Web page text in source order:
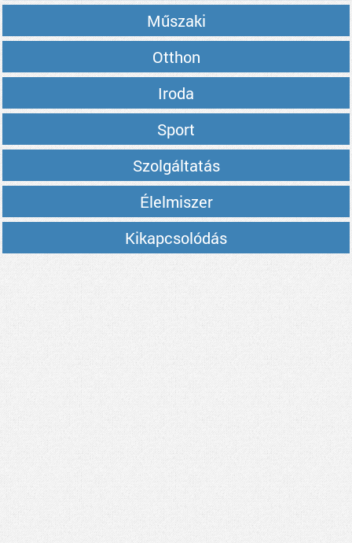
Műszaki
Otthon
Iroda
Sport
Szolgáltatás
Élelmiszer
Kikapcsolódás